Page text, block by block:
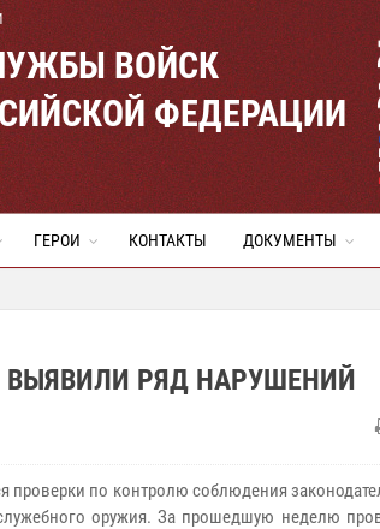
ВОЙСК
ФЕДЕРАЦИИ
ГЕРОИ КОНТАКТЫ ДОКУМЕНТЫ
ВЫЯВИЛИ РЯД НАРУШЕНИЙ
проверки по контролю соблюдения
оружия. За прошедшую неделю